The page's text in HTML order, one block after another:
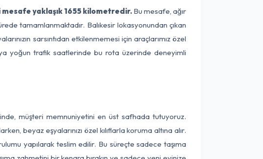
mesafe yaklaşık 1655 kilometredir. Bu mesafe, ağır
tamamlanmaktadır. Balıkesir lokasyonundan çıkan
sarsıntıdan etkilenmemesi için araçlarımız özel
yoğun trafik saatlerinde bu rota üzerinde deneyimli
müşteri memnuniyetini en üst safhada tutuyoruz.
beyaz eşyalarınızı özel kılıflarla koruma altına alır.
yapılarak teslim edilir. Bu süreçte sadece taşıma